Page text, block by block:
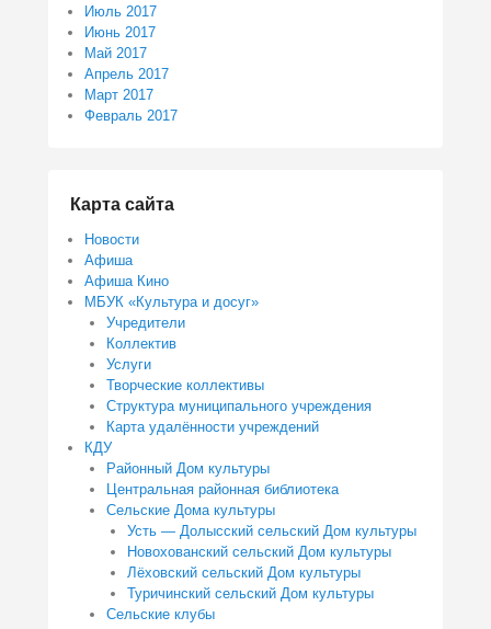
Июль 2017
Июнь 2017
Май 2017
Апрель 2017
Март 2017
Февраль 2017
Карта сайта
Новости
Афиша
Афиша Кино
МБУК «Культура и досуг»
Учредители
Коллектив
Услуги
Творческие коллективы
Структура муниципального учреждения
Карта удалённости учреждений
КДУ
Районный Дом культуры
Центральная районная библиотека
Сельские Дома культуры
Усть — Долысский сельский Дом культуры
Новохованский сельский Дом культуры
Лёховский сельский Дом культуры
Туричинский сельский Дом культуры
Сельские клубы